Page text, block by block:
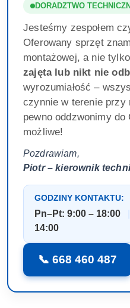
DORADZTWO
Jesteśmy zespołem
Oferowany sprzęt
montażowej, a nie
zajęta lub nikt nie
wyrozumiałość –
czynnie w terenie przy
pewno oddzwonimy
możliwe!
Pozdrawiam,
Piotr – kierownik
GODZINY KONTAKTU:
Pn–Pt: 9:00 – 18:00
14:00
📞 668 460 487